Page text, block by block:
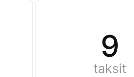
9
taksit